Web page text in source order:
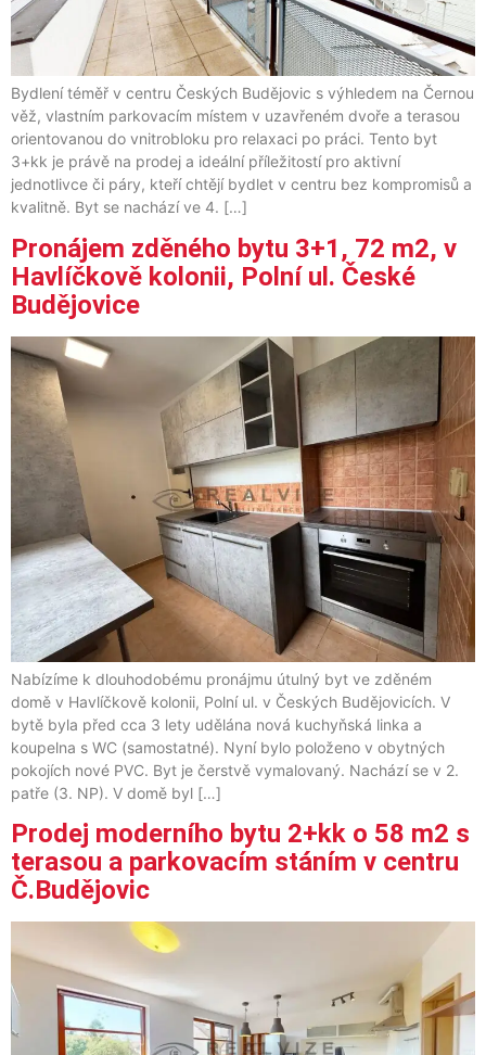
Bydlení téměř v centru Českých Budějovic s výhledem na Černou
věž, vlastním parkovacím místem v uzavřeném dvoře a terasou
orientovanou do vnitrobloku pro relaxaci po práci. Tento byt
3+kk je právě na prodej a ideální příležitostí pro aktivní
jednotlivce či páry, kteří chtějí bydlet v centru bez kompromisů a
kvalitně. Byt se nachází ve 4. […]
Pronájem zděného bytu 3+1, 72 m2, v
Havlíčkově kolonii, Polní ul. České
Budějovice
Nabízíme k dlouhodobému pronájmu útulný byt ve zděném
domě v Havlíčkově kolonii, Polní ul. v Českých Budějovicích. V
bytě byla před cca 3 lety udělána nová kuchyňská linka a
koupelna s WC (samostatné). Nyní bylo položeno v obytných
pokojích nové PVC. Byt je čerstvě vymalovaný. Nachází se v 2.
patře (3. NP). V domě byl […]
Prodej moderního bytu 2+kk o 58 m2 s
terasou a parkovacím stáním v centru
Č.Budějovic